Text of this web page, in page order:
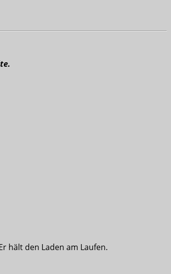
hält den Laden am Laufen.